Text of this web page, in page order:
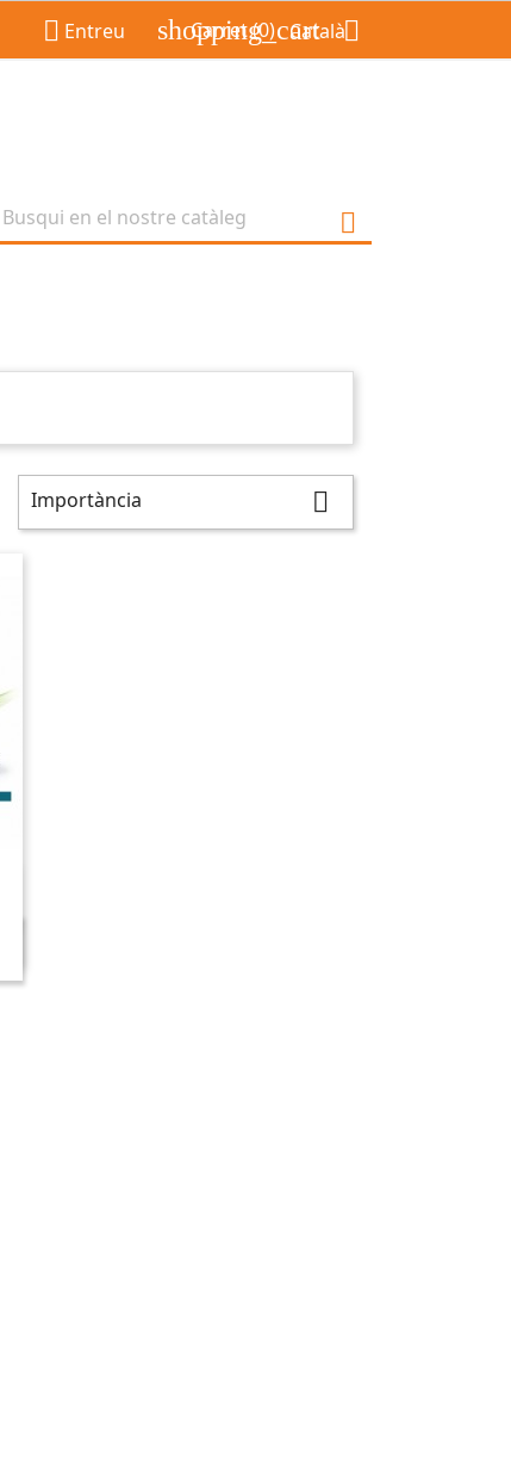
 Entreu shopping_cart
Carret(0) Català

Importància 